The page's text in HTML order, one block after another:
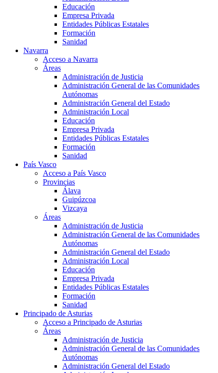
Educación
Empresa Privada
Entidades Públicas Estatales
Formación
Sanidad
Navarra
Acceso a Navarra
Áreas
Administración de Justicia
Administración General de las Comunidades
Autónomas
Administración General del Estado
Administración Local
Educación
Empresa Privada
Entidades Públicas Estatales
Formación
Sanidad
País Vasco
Acceso a País Vasco
Provincias
Álava
Guipúzcoa
Vizcaya
Áreas
Administración de Justicia
Administración General de las Comunidades
Autónomas
Administración General del Estado
Administración Local
Educación
Empresa Privada
Entidades Públicas Estatales
Formación
Sanidad
Principado de Asturias
Acceso a Principado de Asturias
Áreas
Administración de Justicia
Administración General de las Comunidades
Autónomas
Administración General del Estado